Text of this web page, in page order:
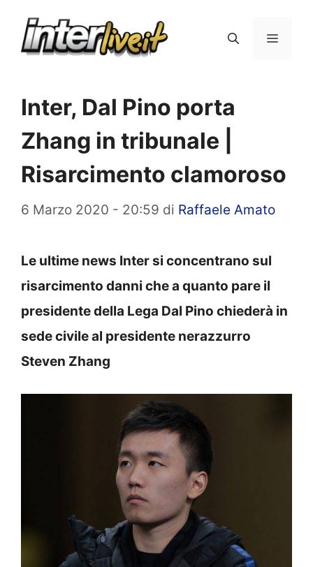
Menu
Inter, Dal Pino porta
Zhang in tribunale |
Risarcimento clamoroso
6 Marzo 2020 - 20:59 di Raffaele Amato
Le ultime news Inter si concentrano sul
risarcimento danni che a quanto pare il
presidente della Lega Dal Pino chiederà in
sede civile al presidente nerazzurro
Steven Zhang